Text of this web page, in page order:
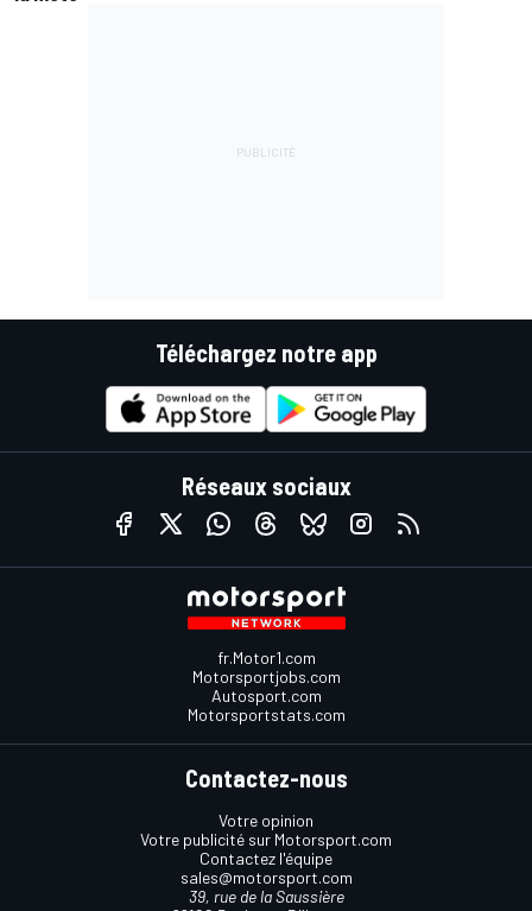
Téléchargez notre app
Réseaux sociaux
fr.Motor1.com
Motorsportjobs.com
Autosport.com
Motorsportstats.com
Contactez-nous
Votre opinion
Votre publicité sur Motorsport.com
Contactez l'équipe
sales@motorsport.com
39, rue de la Saussière